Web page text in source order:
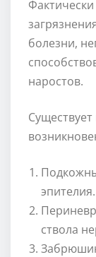
болезни,
наростов.
эпителия.
ствола